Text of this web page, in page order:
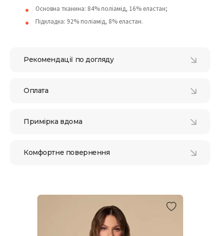
Основна тканина: 84% поліамід, 16% еластан;
Підкладка: 92% поліамід, 8% еластан.
Рекомендації по догляду
Оплата
Примірка вдома
Комфортне повернення